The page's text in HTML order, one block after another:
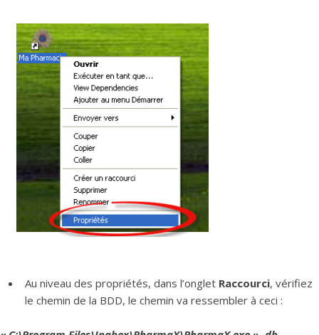
Au niveau des propriétés, dans l’onglet Raccourci, vérifiez
le chemin de la BDD, le chemin va ressembler à ceci :